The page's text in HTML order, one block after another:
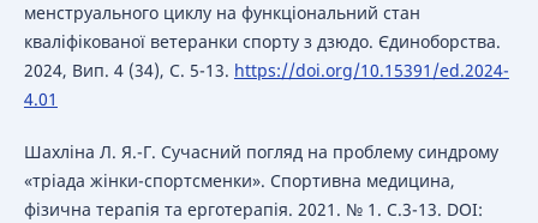
менструального циклу на функціональний стан
кваліфікованої ветеранки спорту з дзюдо. Єдиноборства.
2024, Вип. 4 (34), С. 5-13. https://doi.org/10.15391/ed.2024-
4.01
Шахліна Л. Я.-Г. Сучасний погляд на проблему синдрому
«тріада жінки-спортсменки». Спортивна медицина,
фізична терапія та ерготерапія. 2021. № 1. С.3-13. DOI: